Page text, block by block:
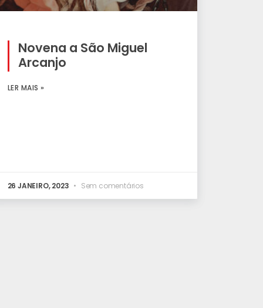
Novena a São Miguel
Arcanjo
LER MAIS »
26 JANEIRO, 2023 Sem comentários